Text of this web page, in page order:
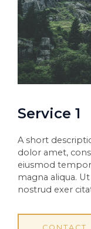
Service 1
A short
dolor amet,
eiusmod
magna aliqua.
nostrud exer